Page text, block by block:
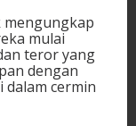
mengungkap
mulai
teror yang
dengan
cermin